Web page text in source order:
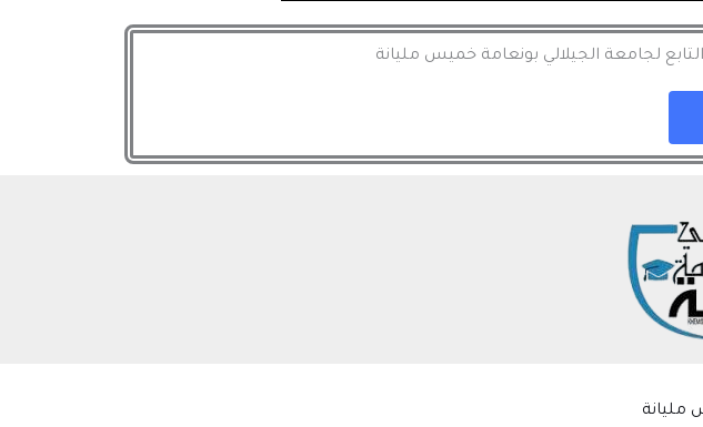
لجامعة الجيلالي بونعامة خميس مليانة